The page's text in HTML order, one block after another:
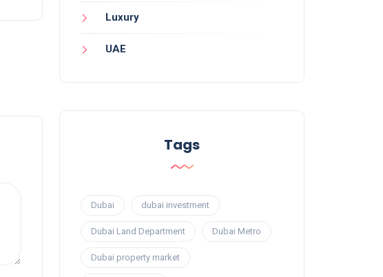
Luxury
UAE
Tags
Dubai dubai investment
Dubai Land Department Dubai Metro
Dubai property market